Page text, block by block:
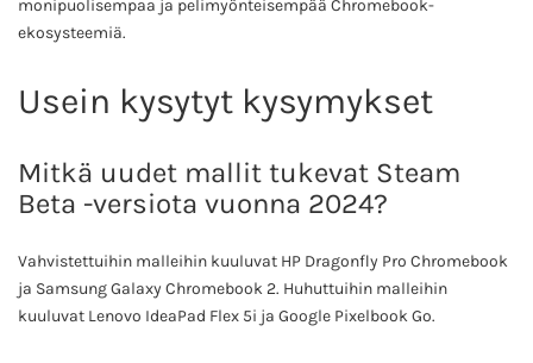
monipuolisempaa ja pelimyönteisempää Chromebook-
ekosysteemiä.
Usein kysytyt kysymykset
Mitkä uudet mallit tukevat Steam
Beta -versiota vuonna 2024?
Vahvistettuihin malleihin kuuluvat HP Dragonfly Pro Chromebook
ja Samsung Galaxy Chromebook 2. Huhuttuihin malleihin
kuuluvat Lenovo IdeaPad Flex 5i ja Google Pixelbook Go.